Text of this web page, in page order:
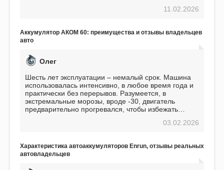
пожалел. Считаю, что это отличное вложение,11.02.2026
Аккумулятор АКОМ 60: преимущества и отзывы владельцев
авто
Олег
Шесть лет эксплуатации – немалый срок. Машина
использовалась интенсивно, в любое время года и
практически без перерывов. Разумеется, в
экстремальные морозы, вроде -30, двигатель
предварительно прогревался, чтобы избежать
использования не было ни единой поломки,
EFB 75. Судя по характеристикам, он даже
превосходит предыдущую модель.
03.02.2026
Характеристика автоаккумуляторов Enrun, отзывы реальных
автовладельцев